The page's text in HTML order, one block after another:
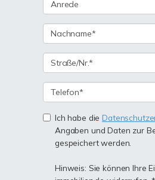
Ich habe die
Angaben und Daten zur
gespeichert werden.
Hinweis: Sie können Ihre